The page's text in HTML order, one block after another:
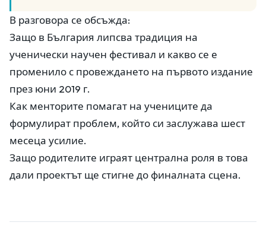
В разговора се обсъжда:
Защо в България липсва традиция на
ученически научен фестивал и какво се е
променило с провеждането на първото издание
през юни 2019 г.
Как менторите помагат на учениците да
формулират проблем, който си заслужава шест
месеца усилие.
Защо родителите играят централна роля в това
дали проектът ще стигне до финалната сцена.